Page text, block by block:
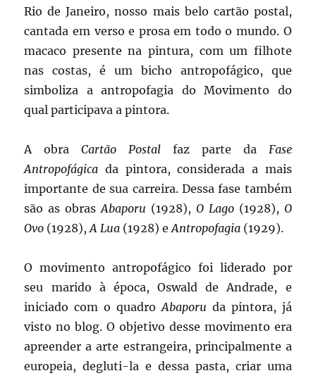
Rio de Janeiro, nosso mais belo cartão postal,
cantada em verso e prosa em todo o mundo. O
macaco presente na pintura, com um filhote
nas costas, é um bicho antropofágico, que
simboliza a antropofagia do Movimento do
qual participava a pintora.
A obra Cartão Postal faz parte da Fase
Antropofágica da pintora, considerada a mais
importante de sua carreira. Dessa fase também
são as obrasAbaporu (1928), O Lago(1928), O
Ovo (1928),A Lua (1928) eAntropofagia (1929).
O movimento antropofágico foi liderado por
seu marido à época, Oswald de Andrade, e
iniciado com o quadroAbaporu da pintora, já
visto no blog. O objetivo desse movimento era
apreender a arte estrangeira, principalmente a
europeia, degluti-la e dessa pasta, criar uma